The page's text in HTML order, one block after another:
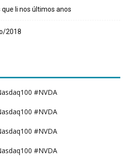
li nos últimos anos
2018
#NVDA
#NVDA
#NVDA
#NVDA